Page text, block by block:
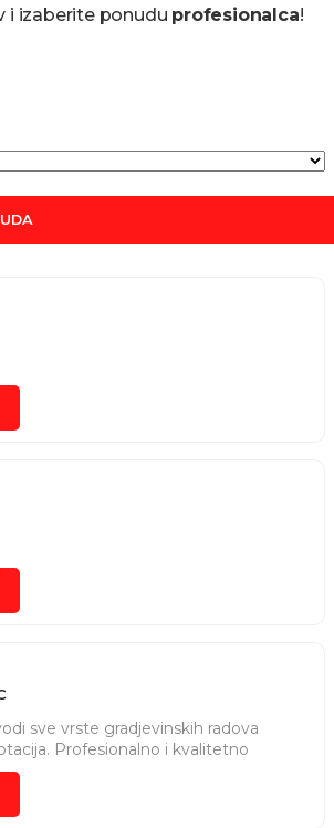
i izaberite ponudu profesionalca!
sve vrste gradjevinskih radova
Profesionalno i kvalitetno